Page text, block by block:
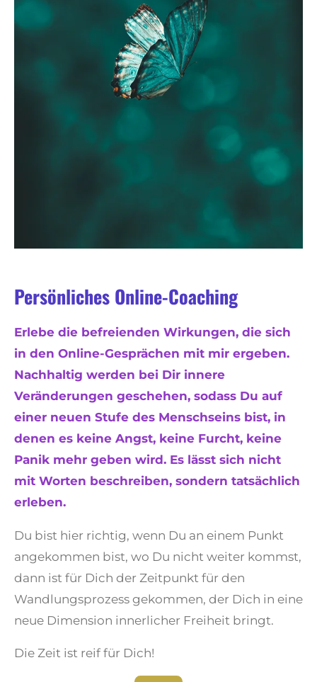
Persönliches Online-Coaching
Erlebe die befreienden Wirkungen, die sich
in den Online-Gesprächen mit mir ergeben.
Nachhaltig werden bei Dir innere
Veränderungen geschehen, sodass Du auf
einer neuen Stufe des Menschseins bist, in
denen es keine Angst, keine Furcht, keine
Panik mehr geben wird. Es lässt sich nicht
mit Worten beschreiben, sondern tatsächlich
erleben.
Du bist hier richtig, wenn Du an einem Punkt
angekommen bist, wo Du nicht weiter kommst,
dann ist für Dich der Zeitpunkt für den
Wandlungsprozess gekommen, der Dich in eine
neue Dimension innerlicher Freiheit bringt.
Die Zeit ist reif für Dich!